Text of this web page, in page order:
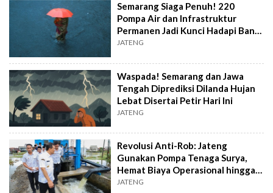
Semarang Siaga Penuh! 220
Pompa Air dan Infrastruktur
Permanen Jadi Kunci Hadapi Banjir
2026
JATENG
Waspada! Semarang dan Jawa
Tengah Diprediksi Dilanda Hujan
Lebat Disertai Petir Hari Ini
JATENG
Revolusi Anti-Rob: Jateng
Gunakan Pompa Tenaga Surya,
Hemat Biaya Operasional hingga
Jutaan Rupiah
JATENG